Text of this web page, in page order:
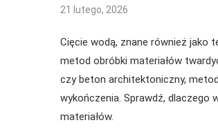
21 lutego, 2026
Cięcie wodą, znane również jako
metod obróbki materiałów
czy beton architektoniczny,
wykończenia. Sprawdź,
materiałów.